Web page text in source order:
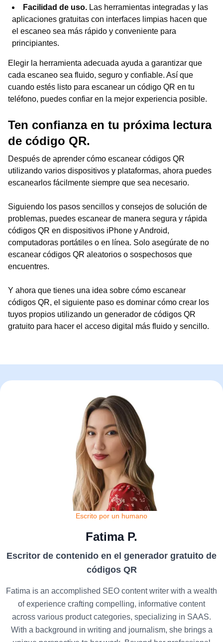
Facilidad de uso. Las herramientas integradas y las
aplicaciones gratuitas con interfaces limpias hacen que
el escaneo sea más rápido y conveniente para
principiantes.
Elegir la herramienta adecuada ayuda a garantizar que
cada escaneo sea fluido, seguro y confiable. Así que
cuando estés listo para escanear un código QR en tu
teléfono, puedes confiar en la mejor experiencia posible.
Ten confianza en tu próxima lectura
de código QR.
Después de aprender cómo escanear códigos QR
utilizando varios dispositivos y plataformas, ahora puedes
escanearlos fácilmente siempre que sea necesario.
Siguiendo los pasos sencillos y consejos de solución de
problemas, puedes escanear de manera segura y rápida
códigos QR en dispositivos iPhone y Android,
computadoras portátiles o en línea. Solo asegúrate de no
escanear códigos QR aleatorios o sospechosos que
encuentres.
Y ahora que tienes una idea sobre cómo escanear
códigos QR, el siguiente paso es dominar cómo crear los
tuyos propios utilizando un generador de códigos QR
gratuito para hacer el acceso digital más fluido y sencillo.
Escrito por un humano
Fatima P.
Escritor de contenido en el generador gratuito de
códigos QR
Fatima is an accomplished SEO content writer with a wealth
of experience crafting compelling, informative content
across various product categories, specializing in SAAS.
With a background in writing and journalism, she brings a